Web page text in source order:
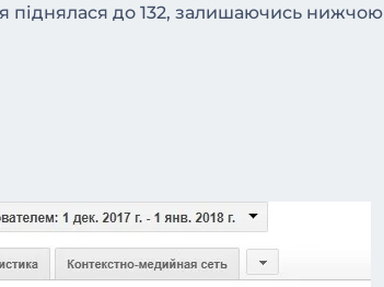
піднялася до 132, залишаючись нижчою